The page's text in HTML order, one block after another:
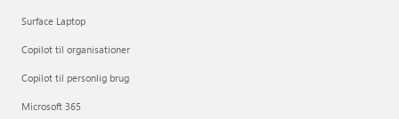
Surface Laptop
Copilot til organisationer
Copilot til personlig brug
Microsoft 365